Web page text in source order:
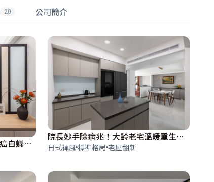
20 公司簡介
60年雙層老宅大翻新！拯救壁癌白蟻病灶 變身流暢收納智能宅
院長妙手除病兆！大齡老宅溫暖重生│日式禪風
日式禪風 標準格局 老屋翻新